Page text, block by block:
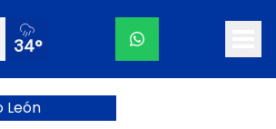
34°
León